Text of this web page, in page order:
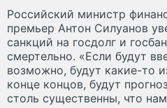
Российский министр
премьер Антон Силуанов
санкций на госдолг и
смертельно. «Если будут
возможно, будут какие-то
конце концов, будут
столь существенны, что